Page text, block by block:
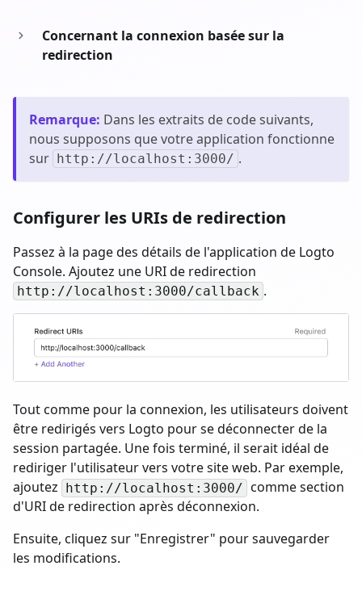
Concernant la connexion basée sur la
redirection
Remarque: Dans les extraits de code suivants,
nous supposons que votre application fonctionne
sur
http://localhost:3000/ .
Configurer les URIs de redirection
Passez à la page des détails de l'application de Logto
Console. Ajoutez une URI de redirection
http://localhost:3000/callback .
Tout comme pour la connexion, les utilisateurs doivent
être redirigés vers Logto pour se déconnecter de la
session partagée. Une fois terminé, il serait idéal de
rediriger l'utilisateur vers votre site web. Par exemple,
ajoutez http://localhost:3000/ comme section
d'URI de redirection après déconnexion.
Ensuite, cliquez sur "Enregistrer" pour sauvegarder
les modifications.